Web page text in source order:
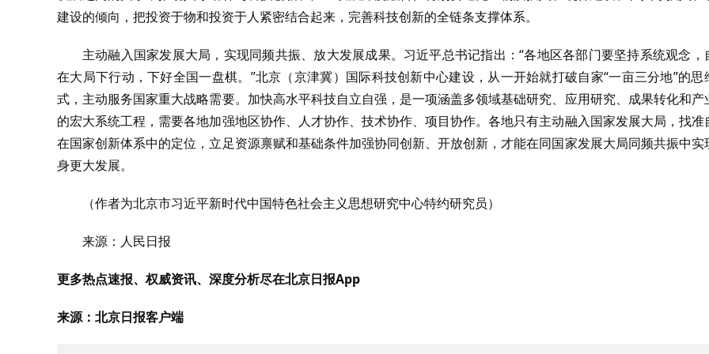
建设的倾向，把投资于物和投资于人紧密结合起来，完善科技创新的全链条支撑体系。
主动融入国家发展大局，实现同频共振、放大发展成果。习近平总书记指出：“各地区各部门要坚持系统观念，
在大局下行动，下好全国一盘棋。”北京（京津冀）国际科技创新中心建设，从一开始就打破自家“一亩三分地”的思
式，主动服务国家重大战略需要。加快高水平科技自立自强，是一项涵盖多领域基础研究、应用研究、成果转化和产
的宏大系统工程，需要各地加强地区协作、人才协作、技术协作、项目协作。各地只有主动融入国家发展大局，找准
在国家创新体系中的定位，立足资源禀赋和基础条件加强协同创新、开放创新，才能在同国家发展大局同频共振中实
身更大发展。
（作者为北京市习近平新时代中国特色社会主义思想研究中心特约研究员）
来源：人民日报
更多热点速报、权威资讯、深度分析尽在北京日报App
来源：北京日报客户端